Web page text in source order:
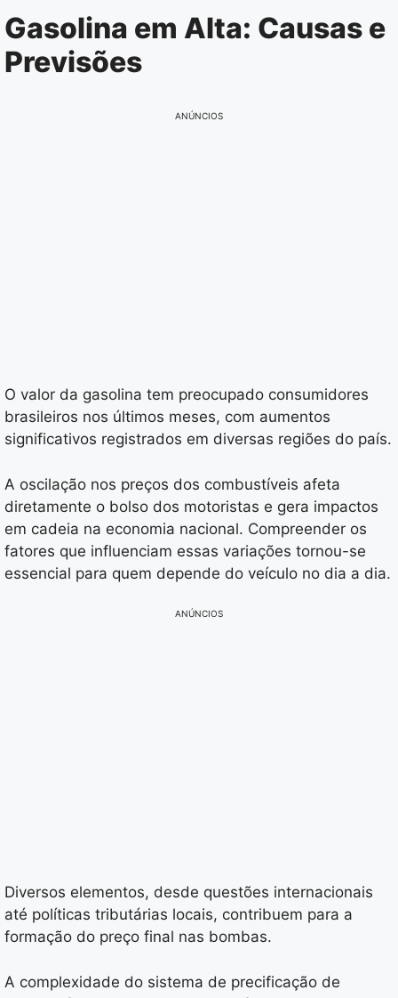
Pular
para
Gasolina em Alta: Causas e
Previsões
ANÚNCIOS
O valor da gasolina tem preocupado consumidores
brasileiros nos últimos meses, com aumentos
significativos registrados em diversas regiões do país.
A oscilação nos preços dos combustíveis afeta
diretamente o bolso dos motoristas e gera impactos
em cadeia na economia nacional. Compreender os
fatores que influenciam essas variações tornou-se
essencial para quem depende do veículo no dia a dia.
ANÚNCIOS
Diversos elementos, desde questões internacionais
até políticas tributárias locais, contribuem para a
formação do preço final nas bombas.
A complexidade do sistema de precificação de